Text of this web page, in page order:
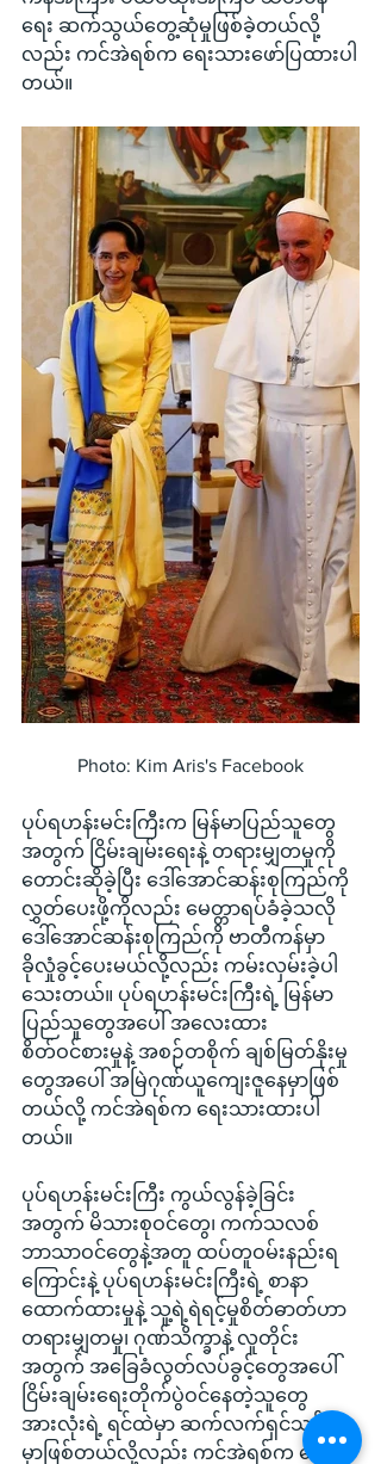
ရေး ဆက်သွယ်တွေ့ဆုံမှုဖြစ်ခဲ့တယ်လို့
လည်း ကင်အဲရစ်က ရေးသားဖော်ပြထားပါ
တယ်။
Photo: Kim Aris's Facebook
ပုပ်ရဟန်းမင်းကြီးက မြန်မာပြည်သူတွေ
အတွက် ငြိမ်းချမ်းရေးနဲ့ တရားမျှတမှုကို
တောင်းဆိုခဲ့ပြီး ဒေါ်အောင်ဆန်းစုကြည်ကို
လွှတ်ပေးဖို့ကိုလည်း မေတ္တာရပ်ခံခဲ့သလို
ဒေါ်အောင်ဆန်းစုကြည်ကို ဗာတီကန်မှာ
ခိုလှုံခွင့်ပေးမယ်လို့လည်း ကမ်းလှမ်းခဲ့ပါ
သေးတယ်။ ပုပ်ရဟန်းမင်းကြီးရဲ့ မြန်မာ
ပြည်သူတွေအပေါ် အလေးထား
စိတ်ဝင်စားမှုနဲ့ အစဉ်တစိုက် ချစ်မြတ်နိုးမှု
တွေအပေါ် အမြဲဂုဏ်ယူကျေးဇူနေမှာဖြစ်
တယ်လို့ ကင်အဲရစ်က ရေးသားထားပါ
တယ်။
ပုပ်ရဟန်းမင်းကြီး ကွယ်လွန်ခဲ့ခြင်း
အတွက် မိသားစုဝင်တွေ၊ ကက်သလစ်
ဘာသာဝင်တွေနဲ့အတူ ထပ်တူဝမ်းနည်းရ
ကြောင်းနဲ့ ပုပ်ရဟန်းမင်းကြီးရဲ့ စာနာ
ထောက်ထားမှုနဲ့ သူ့ရဲ့ရဲရင့်မှုစိတ်ဓာတ်ဟာ
တရားမျှတမှု၊ ဂုဏ်သိက္ခာနဲ့ လူတိုင်း
အတွက် အခြေခံလွတ်လပ်ခွင့်တွေအပေါ်
ငြိမ်းချမ်းရေးတိုက်ပွဲဝင်နေတဲ့သူတွေ
အားလုံးရဲ့ ရင်ထဲမှာ ဆက်လက်ရှင်သန်နေ
မှာဖြစ်တယ်လို့လည်း ကင်အဲရစ်က ဖော်ပြ